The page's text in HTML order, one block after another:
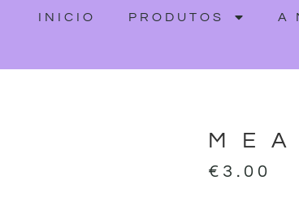
INICIO PRODUTOS A
€ 3.00